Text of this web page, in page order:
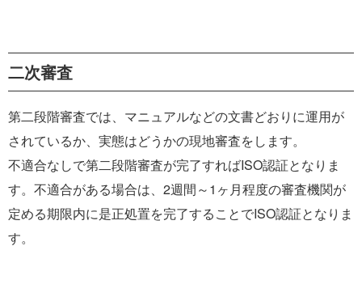
二次審査
第二段階審査では、マニュアルなどの文書どおりに運用が
されているか、実態はどうかの現地審査をします。
不適合なしで第二段階審査が完了すればISO認証となりま
す。不適合がある場合は、2週間～1ヶ月程度の審査機関が
定める期限内に是正処置を完了することでISO認証となりま
す。